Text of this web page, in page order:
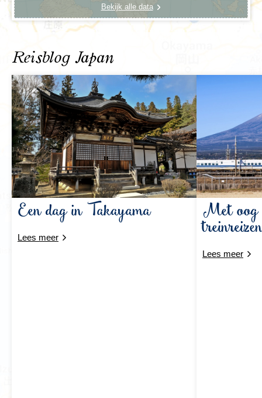
Bekijk alle data
Reisblog Japan
Een dag in Takayama
Lees meer
Met oog
Lees meer